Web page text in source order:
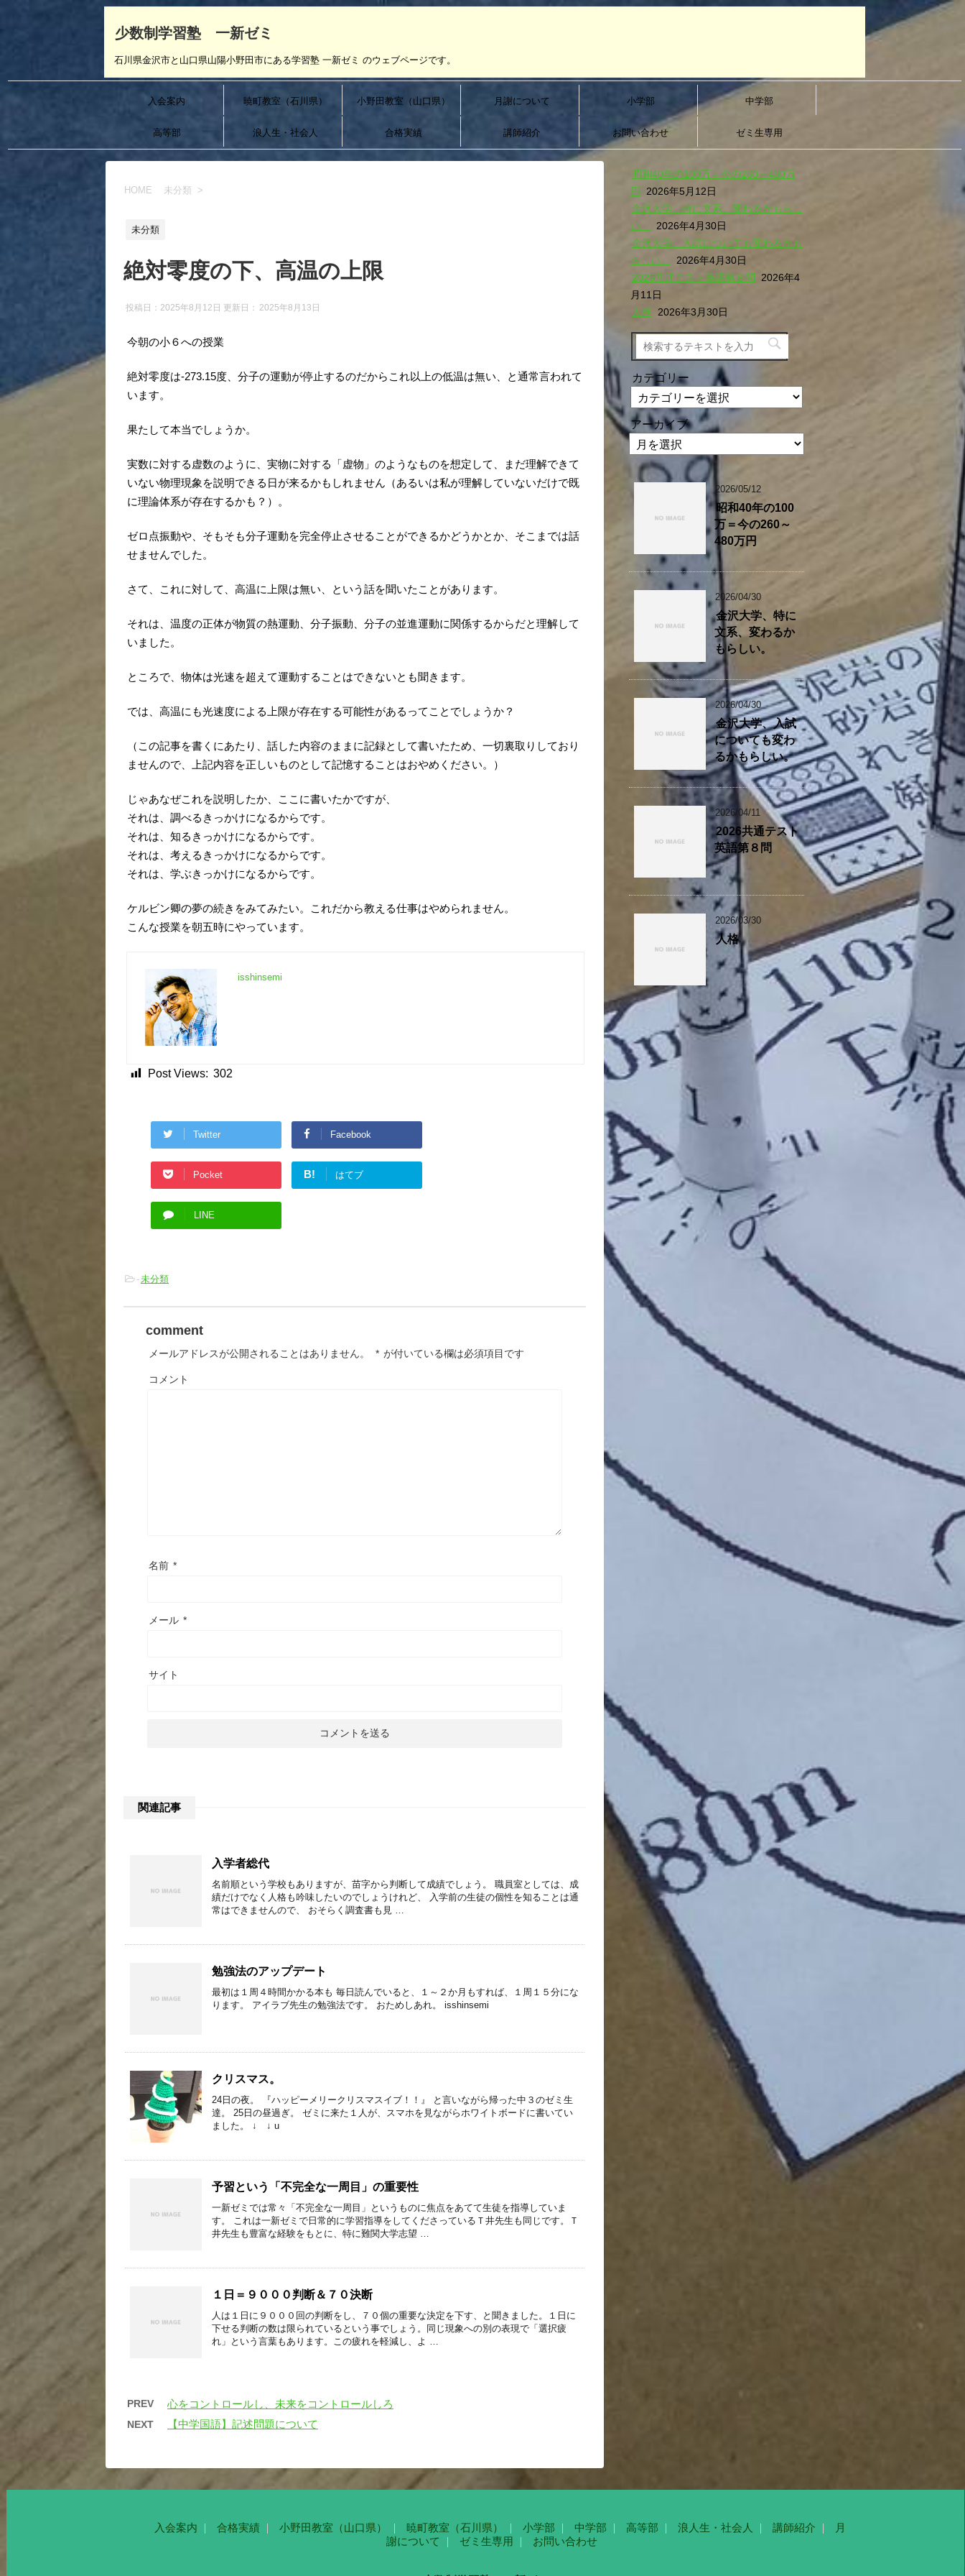
少数制学習塾 一新ゼミ
石川県金沢市と山口県山陽小野田市にある学習塾 一新ゼミ のウェブページです。
入会案内 暁町教室（石川県） 小野田教室（山口県） 月謝について 小学部 中学部
高等部 浪人生・社会人 合格実績 講師紹介 お問い合わせ ゼミ生専用
HOME 未分類 >
未分類
絶対零度の下、高温の上限
投稿日：2025年8月12日 更新日： 2025年8月13日
今朝の小６への授業
絶対零度は-273.15度、分子の運動が停止するのだからこれ以上の低温は無い、と通常言われて
います。
果たして本当でしょうか。
実数に対する虚数のように、実物に対する「虚物」のようなものを想定して、まだ理解できて
いない物理現象を説明できる日が来るかもしれません（あるいは私が理解していないだけで既
に理論体系が存在するかも？）。
ゼロ点振動や、そもそも分子運動を完全停止させることができるかどうかとか、そこまでは話
せませんでした。
さて、これに対して、高温に上限は無い、という話を聞いたことがあります。
それは、温度の正体が物質の熱運動、分子振動、分子の並進運動に関係するからだと理解して
いました。
ところで、物体は光速を超えて運動することはできないとも聞きます。
では、高温にも光速度による上限が存在する可能性があるってことでしょうか？
（この記事を書くにあたり、話した内容のままに記録として書いたため、一切裏取りしており
ませんので、上記内容を正しいものとして記憶することはおやめください。）
じゃあなぜこれを説明したか、ここに書いたかですが、
それは、調べるきっかけになるからです。
それは、知るきっかけになるからです。
それは、考えるきっかけになるからです。
それは、学ぶきっかけになるからです。
ケルビン卿の夢の続きをみてみたい。これだから教える仕事はやめられません。
こんな授業を朝五時にやっています。
isshinsemi
Post Views: 302
Twitter Facebook
Pocket B! はてブ
LINE
-未分類
comment
メールアドレスが公開されることはありません。 * が付いている欄は必須項目です
コメント
名前 *
メール *
サイト
関連記事
入学者総代
名前順という学校もありますが、苗字から判断して成績でしょう。 職員室としては、成
績だけでなく人格も吟味したいのでしょうけれど、 入学前の生徒の個性を知ることは通
常はできませんので、 おそらく調査書も見 …
勉強法のアップデート
最初は１周４時間かかる本も 毎日読んでいると、１～２か月もすれば、１周１５分にな
ります。 アイラブ先生の勉強法です。 おためしあれ。 isshinsemi
クリスマス。
24日の夜。 『ハッピーメリークリスマスイブ！！』 と言いながら帰った中３のゼミ生
達。 25日の昼過ぎ。 ゼミに来た１人が、スマホを見ながらホワイトボードに書いてい
ました。 ↓ ↓ u
予習という「不完全な一周目」の重要性
一新ゼミでは常々「不完全な一周目」というものに焦点をあてて生徒を指導していま
す。 これは一新ゼミで日常的に学習指導をしてくださっているＴ井先生も同じです。Ｔ
井先生も豊富な経験をもとに、特に難関大学志望 …
１日＝９０００判断＆７０決断
人は１日に９０００回の判断をし、７０個の重要な決定を下す、と聞きました。１日に
下せる判断の数は限られているという事でしょう。同じ現象への別の表現で「選択疲
れ」という言葉もあります。この疲れを軽減し、よ …
PREV 心をコントロールし、未来をコントロールしろ
NEXT 【中学国語】記述問題について
昭和40年の100万＝今の260～480万
円
2026年5月12日
金沢大学、特に文系、変わるかもらし
い。
2026年4月30日
金沢大学、入試についても変わるかも
らしい。
2026年4月30日
2026共通テスト英語第８問
2026年4
月11日
人格
2026年3月30日
カテゴリー
アーカイブ
2026/05/12
昭和40年の100
万＝今の260～
480万円
2026/04/30
金沢大学、特に
文系、変わるか
もらしい。
2026/04/30
金沢大学、入試
についても変わ
るかもらしい。
2026/04/11
2026共通テスト
英語第８問
2026/03/30
人格
入会案内 合格実績 小野田教室（山口県） 暁町教室（石川県） 小学部 中学部 高等部 浪人生・社会人 講師紹介
月
謝について
ゼミ生専用 お問い合わせ